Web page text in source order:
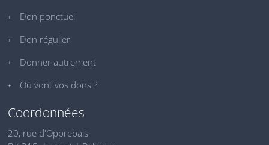
Don ponctuel
Don régulier
Donner autrement
Où vont vos dons ?
Coordonnées
20, rue d'Opprebais